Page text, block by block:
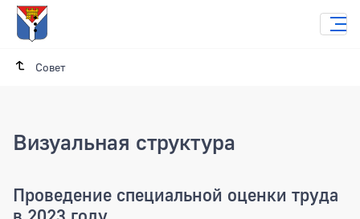
Совет
Визуальная структура
Проведение специальной оценки труда